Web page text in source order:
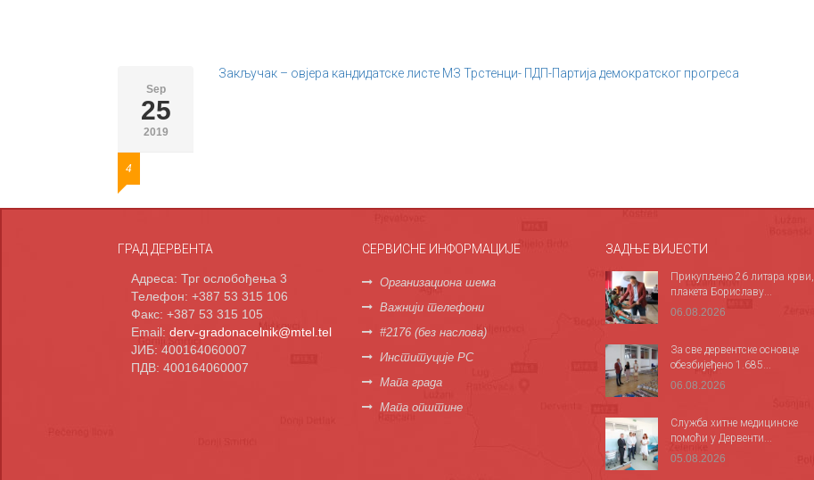
Sep
25
2019
4
Закључак – овјера кандидатске листе МЗ Трстенци- ПДП-Партија демократског прогреса
ГРАД ДЕРВЕНТА
Адреса: Трг ослобођења 3
Телефон: +387 53 315 106
Факс: +387 53 315 105
Email: derv-gradonacelnik@mtel.tel
ЈИБ: 400164060007
ПДВ: 400164060007
СЕРВИСНЕ ИНФОРМАЦИЈЕ
Организациона шема
Важнији телефони
#2176 (без наслова)
Институције РС
Мапа града
Мапа општине
ЗАДЊЕ ВИЈЕСТИ
Прикупљено 26 литара крви,
плакета Бориславу...
06.08.2026
За све дервентске основце
обезбијеђено 1.685...
06.08.2026
Служба хитне медицинске
помоћи у Дервенти...
05.08.2026